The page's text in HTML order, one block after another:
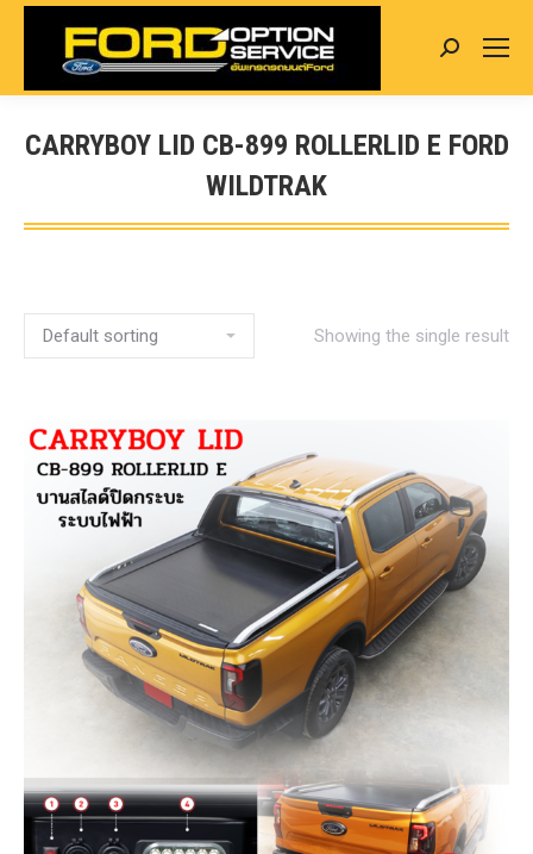
Search:
CARRYBOY LID CB-899 ROLLERLID E FORD
WILDTRAK
You are here:
Showing the single result